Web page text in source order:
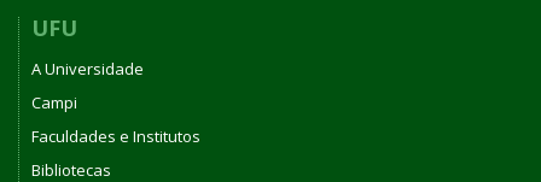
UFU
A Universidade
Campi
Faculdades e Institutos
Bibliotecas